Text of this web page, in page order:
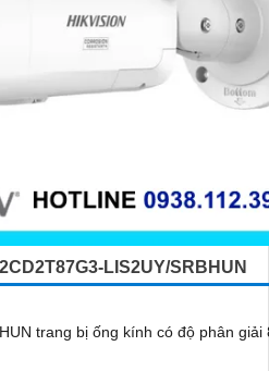
LIS2UY/SRBHUN
trang bị ống kính có độ phân giải